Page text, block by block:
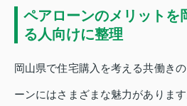
ペアローンのメリットを
る人向けに整理
岡山県で住宅購入を考える共働き
ーンにはさまざまな魅力がありま